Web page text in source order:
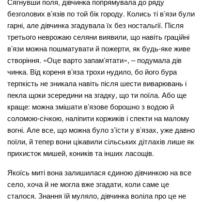
безголових в’язів по той бік городу. Колись ті в’язи були
гарні, але дівчинка згадувала їх без ностальгії. Після
третього неврожаю селяни виявили, що навіть граційні
в’язи можна пошматувати й пожерти, як будь-яке живе
створіння. «Оце варто запам’ятати», – подумала дів
чинка. Від кореня в’яза трохи нудило, бо його бура
терпкість не зникала навіть після шести виварювань і
пекла щоки зсередини на згадку, що ти поїла. Або ще
краще: можна змішати в’язове борошно з водою й
соломою-січкою, наліпити коржиків і спекти на малому
вогні. Але все, що можна було з’їсти у в’язах, уже давно
поїли, й тепер вони цікавили сільських дітлахів лише як
прихисток мишей, коників та інших ласощів.
Якоїсь миті вона залишилася єдиною дівчинкою на все
село, хоча й не могла вже згадати, коли саме це
сталося. Знання їй муляло, дівчинка воліла про це не